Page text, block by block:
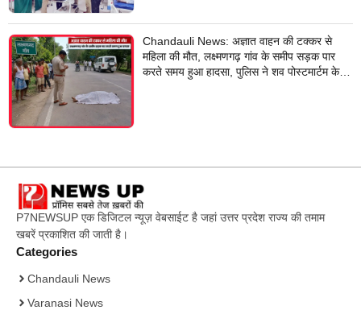
Chandauli News: अज्ञात वाहन की टक्कर से
महिला की मौत, लक्ष्मणगढ़ गांव के समीप सड़क पार
करते समय हुआ हादसा, पुलिस ने शव पोस्टमार्टम के
P7NEWSUP एक डिजिटल न्यूज़ वेबसाईट है जहां उत्तर प्रदेश राज्य की तमाम
खबरें प्रकाशित की जाती है।
Categories
Chandauli News
Varanasi News